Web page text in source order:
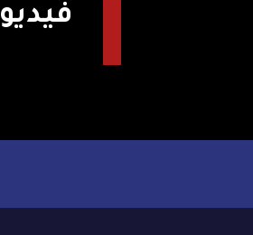
فيديو